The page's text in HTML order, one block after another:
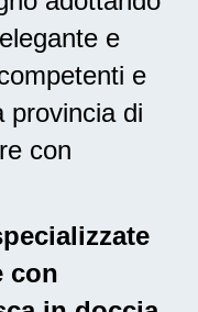
e
e
provincia di
con
con